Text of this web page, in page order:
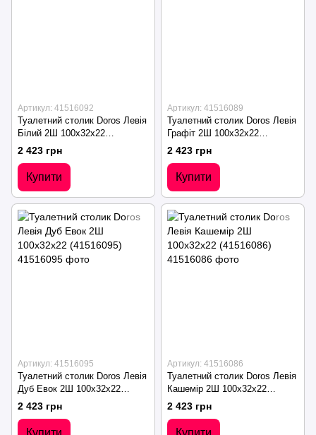
Артикул: 41516092
Туалетний столик Doros Левія
Білий 2Ш 100х32х22
(41516092)
2 423 грн
Купити
Артикул: 41516089
Туалетний столик Doros Левія
Графіт 2Ш 100х32х22
(41516089)
2 423 грн
Купити
Артикул: 41516095
Туалетний столик Doros Левія
Дуб Евок 2Ш 100х32х22
(41516095)
2 423 грн
Артикул: 41516086
Туалетний столик Doros Левія
Кашемір 2Ш 100х32х22
(41516086)
2 423 грн